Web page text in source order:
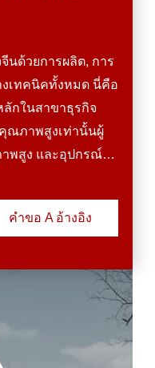
นด้วยการผลิต, การ
เทคนิคทั้งหมด นี่คือ
กในสาขาธุรกิจ
ณภาพสูงเท่านั้นผู้
พสูง และอุปกรณ์
ชมอย่างมากใน
วโลกอุปกรณ์การ
บประกันความพึง
ตภัณฑ์ที่มีคุณภาพสูง
คําขอ A อ้างอิง